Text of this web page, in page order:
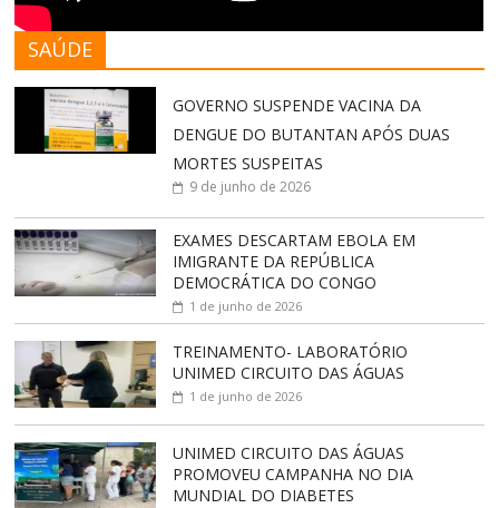
SAÚDE
GOVERNO SUSPENDE VACINA DA
DENGUE DO BUTANTAN APÓS DUAS
MORTES SUSPEITAS
9 de junho de 2026
EXAMES DESCARTAM EBOLA EM
IMIGRANTE DA REPÚBLICA
DEMOCRÁTICA DO CONGO
1 de junho de 2026
TREINAMENTO- LABORATÓRIO
UNIMED CIRCUITO DAS ÁGUAS
1 de junho de 2026
UNIMED CIRCUITO DAS ÁGUAS
PROMOVEU CAMPANHA NO DIA
MUNDIAL DO DIABETES